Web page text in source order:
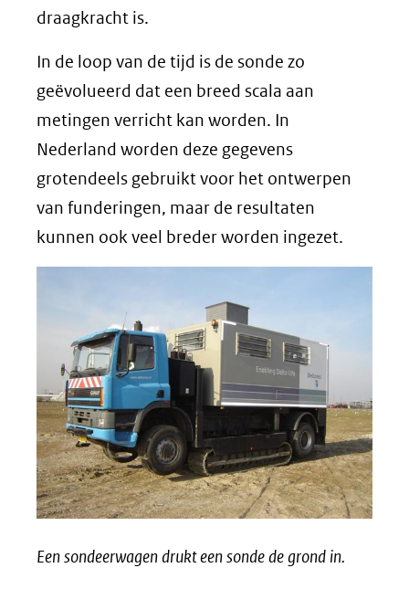
draagkracht is.
In de loop van de tijd is de sonde zo
geëvolueerd dat een breed scala aan
metingen verricht kan worden. In
Nederland worden deze gegevens
grotendeels gebruikt voor het ontwerpen
van funderingen, maar de resultaten
kunnen ook veel breder worden ingezet.
Een sondeerwagen drukt een sonde de grond in.